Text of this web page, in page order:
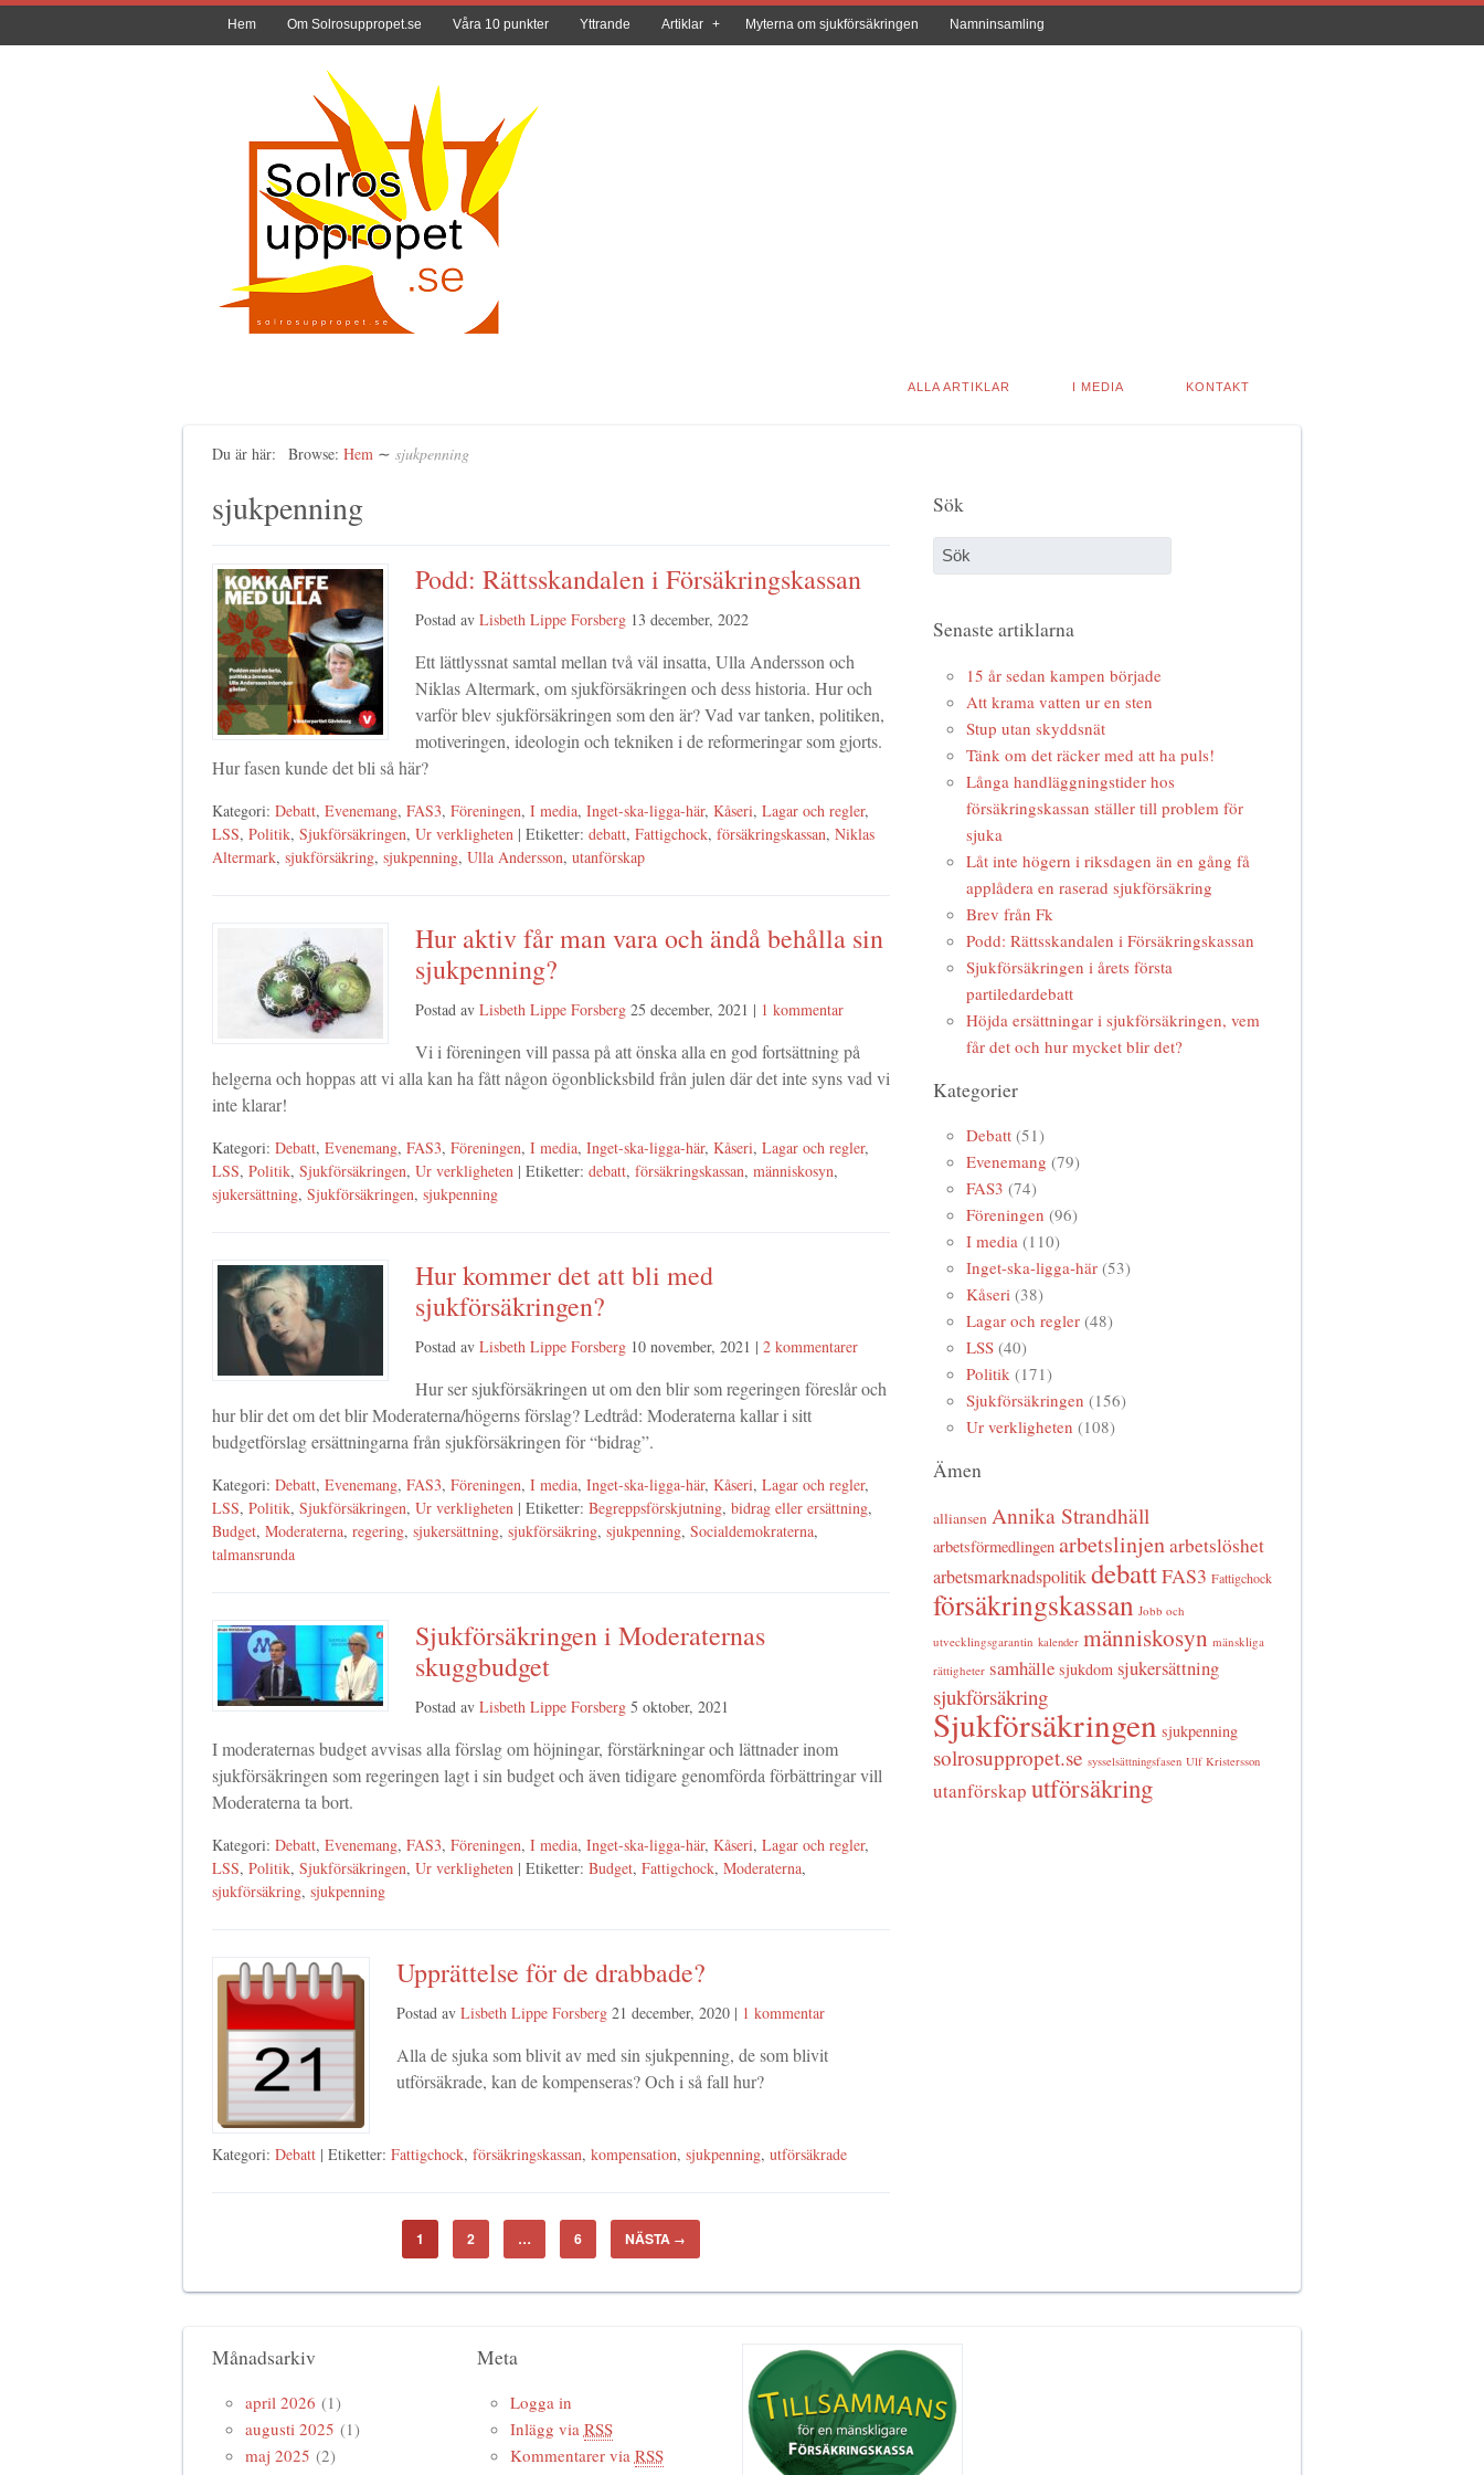
Hem Om Solrosuppropet.se Våra 10 punkter Yttrande Artiklar Myterna om sjukförsäkringen Namninsamling
ALLA ARTIKLAR I MEDIA KONTAKT
Du är här: Browse: Hem ∼ sjukpenning
sjukpenning
Podd: Rättsskandalen i Försäkringskassan
Postad av Lisbeth Lippe Forsberg 13 december, 2022
Ett lättlyssnat samtal mellan två väl insatta, Ulla Andersson och
Niklas Altermark, om sjukförsäkringen och dess historia. Hur och
varför blev sjukförsäkringen som den är? Vad var tanken, politiken,
motiveringen, ideologin och tekniken i de reformeringar som gjorts.
Hur fasen kunde det bli så här?
Kategori: Debatt, Evenemang, FAS3, Föreningen, I media, Inget-ska-ligga-här, Kåseri, Lagar och regler,
LSS, Politik, Sjukförsäkringen, Ur verkligheten | Etiketter: debatt, Fattigchock, försäkringskassan, Niklas
Altermark, sjukförsäkring, sjukpenning, Ulla Andersson, utanförskap
Hur aktiv får man vara och ändå behålla sin
sjukpenning?
Postad av Lisbeth Lippe Forsberg 25 december, 2021 | 1 kommentar
Vi i föreningen vill passa på att önska alla en god fortsättning på
helgerna och hoppas att vi alla kan ha fått någon ögonblicksbild från julen där det inte syns vad vi
inte klarar!
Kategori: Debatt, Evenemang, FAS3, Föreningen, I media, Inget-ska-ligga-här, Kåseri, Lagar och regler,
LSS, Politik, Sjukförsäkringen, Ur verkligheten | Etiketter: debatt, försäkringskassan, människosyn,
sjukersättning, Sjukförsäkringen, sjukpenning
Hur kommer det att bli med
sjukförsäkringen?
Postad av Lisbeth Lippe Forsberg 10 november, 2021 | 2 kommentarer
Hur ser sjukförsäkringen ut om den blir som regeringen föreslår och
hur blir det om det blir Moderaterna/högerns förslag? Ledtråd: Moderaterna kallar i sitt
budgetförslag ersättningarna från sjukförsäkringen för “bidrag”.
Kategori: Debatt, Evenemang, FAS3, Föreningen, I media, Inget-ska-ligga-här, Kåseri, Lagar och regler,
LSS, Politik, Sjukförsäkringen, Ur verkligheten | Etiketter: Begreppsförskjutning, bidrag eller ersättning,
Budget, Moderaterna, regering, sjukersättning, sjukförsäkring, sjukpenning, Socialdemokraterna,
talmansrunda
Sjukförsäkringen i Moderaternas
skuggbudget
Postad av Lisbeth Lippe Forsberg 5 oktober, 2021
I moderaternas budget avvisas alla förslag om höjningar, förstärkningar och lättnader inom
sjukförsäkringen som regeringen lagt i sin budget och även tidigare genomförda förbättringar vill
Moderaterna ta bort.
Kategori: Debatt, Evenemang, FAS3, Föreningen, I media, Inget-ska-ligga-här, Kåseri, Lagar och regler,
LSS, Politik, Sjukförsäkringen, Ur verkligheten | Etiketter: Budget, Fattigchock, Moderaterna,
sjukförsäkring, sjukpenning
Upprättelse för de drabbade?
Postad av Lisbeth Lippe Forsberg 21 december, 2020| 1 kommentar
Alla de sjuka som blivit av med sin sjukpenning, de som blivit
utförsäkrade, kan de kompenseras? Och i så fall hur?
Kategori: Debatt | Etiketter: Fattigchock, försäkringskassan, kompensation, sjukpenning, utförsäkrade
1 2 … 6 NÄSTA →
Sök
Senaste artiklarna
15 år sedan kampen började
Att krama vatten ur en sten
Stup utan skyddsnät
Tänk om det räcker med att ha puls!
Långa handläggningstider hos
försäkringskassan ställer till problem för
sjuka
Låt inte högern i riksdagen än en gång få
applådera en raserad sjukförsäkring
Brev från Fk
Podd: Rättsskandalen i Försäkringskassan
Sjukförsäkringen i årets första
partiledardebatt
Höjda ersättningar i sjukförsäkringen, vem
får det och hur mycket blir det?
Kategorier
Debatt(51)
Evenemang (79)
FAS3 (74)
Föreningen (96)
I media(110)
Inget-ska-ligga-här(53)
Kåseri(38)
Lagar och regler(48)
LSS(40)
Politik(171)
Sjukförsäkringen (156)
Ur verkligheten (108)
Ämen
alliansen Annika Strandhäll
arbetsförmedlingen arbetslinjenarbetslöshet
arbetsmarknadspolitikdebattFAS3 Fattigchock
försäkringskassan Jobb och
utvecklingsgarantin kalender människosyn mänskliga
rättigheter samhälle sjukdom sjukersättning
sjukförsäkring
Sjukförsäkringen sjukpenning
solrosuppropet.se sysselsättningsfasen Ulf Kristersson
utanförskap utförsäkring
Månadsarkiv
april 2026 (1)
augusti 2025 (1)
maj 2025 (2)
Meta
Logga in
Inlägg via RSS
Kommentarer via RSS